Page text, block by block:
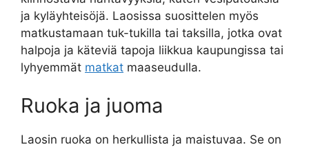
ja kyläyhteisöjä. Laosissa suosittelen myös
matkustamaan tuk-tukilla tai taksilla, jotka ovat
halpoja ja käteviä tapoja liikkua kaupungissa tai
lyhyemmät matkat maaseudulla.
Ruoka ja juoma
Laosin ruoka on herkullista ja maistuvaa. Se on